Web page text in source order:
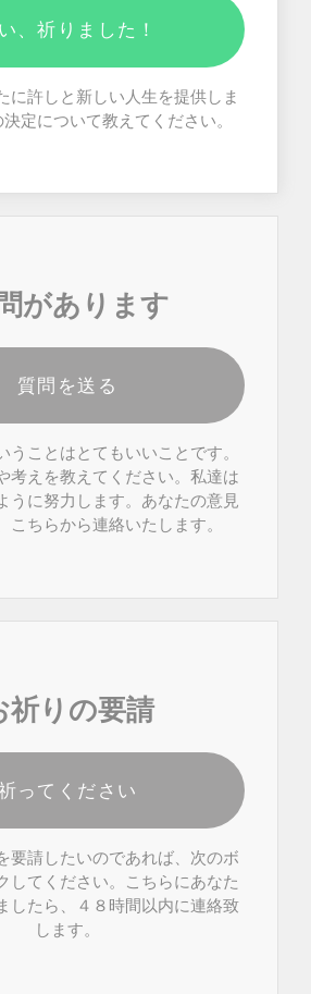
、祈りました！
に許しと新しい人生を提供しま
定について教えてください。
があります
質問を送る
うことはとてもいいことです。
考えを教えてください。私達は
うに努力します。あなたの意見
こちらから連絡いたします。
祈りの要請
ってください
要請したいのであれば、次のボ
してください。こちらにあなた
したら、４８時間以内に連絡致
します。